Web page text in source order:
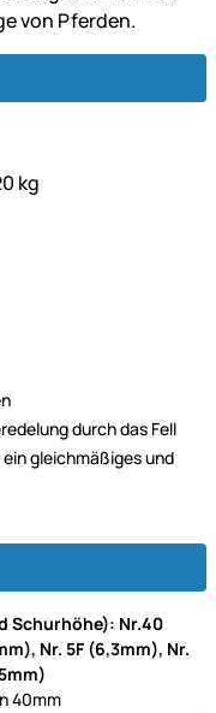
von Pferden.
durch das Fell
gleichmäßiges und
Schurhöhe): Nr.40
Nr. 5F (6,3mm), Nr.
40mm